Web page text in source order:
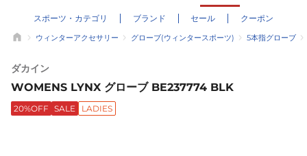
スポーツ・カテゴリ ブランド セール クーポン
ウィンターアクセサリー グローブ(ウィンタースポーツ) 5本指グローブ
ダカイン
WOMENS LYNX グローブ BE237774 BLK
20%OFF SALE LADIES